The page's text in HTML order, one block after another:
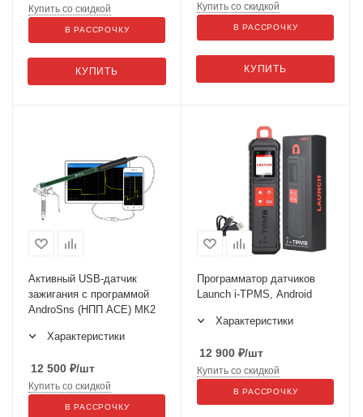
КУПИТЬ
Купить со скидкой
В РАССРОЧКУ
КУПИТЬ
Купить со скидкой
В РАССРОЧКУ
Активный USB-датчик
зажигания c программой
AndroSns (НПП АСЕ) МК2
Характеристики
12 500 ₽/шт
Купить со скидкой
В РАССРОЧКУ
Программатор датчиков
Launch i-TPMS, Android
Характеристики
12 900 ₽/шт
Купить со скидкой
В РАССРОЧКУ